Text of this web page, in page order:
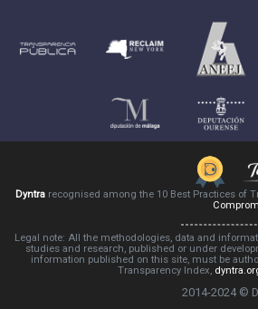
Dyntra recognised among the 10 Best Practices of
Legal note: All the methodologies, data and
studies and research, published or under
information published on this site, must be
Transparency Index,
2014-2024 ©